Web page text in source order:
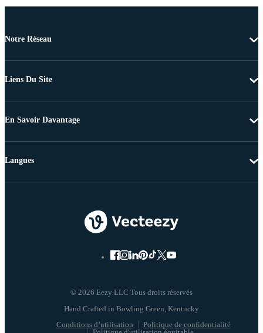
Notre Réseau
Liens Du Site
En Savoir Davantage
© 2026 Eezy LLC Tous droits réservés
Conditions d’utilisation
Politique de confidentialité
Langues